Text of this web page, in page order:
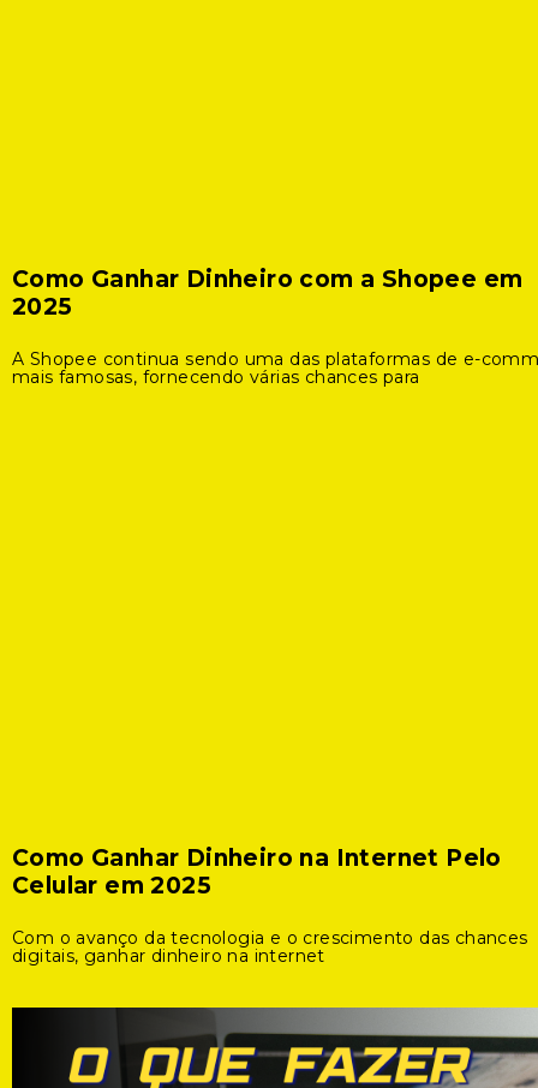
Como Ganhar Dinheiro com a Shopee em
2025
A Shopee continua sendo uma das plataformas de e-
mais famosas, fornecendo várias chances para
Como Ganhar Dinheiro na Internet Pelo
Celular em 2025
Com o avanço da tecnologia e o crescimento das chances
digitais, ganhar dinheiro na internet